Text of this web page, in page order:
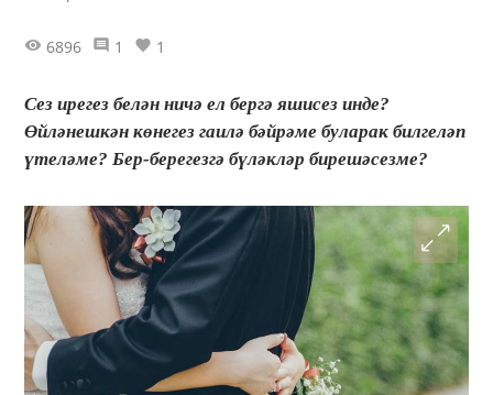
6896 1 1
Сез ирегез белән ничә ел бергә яшисез инде?
Өйләнешкән көнегез гаилә бәйрәме буларак билгеләп
үтеләме? Бер-берегезгә бүләкләр бирешәсезме?